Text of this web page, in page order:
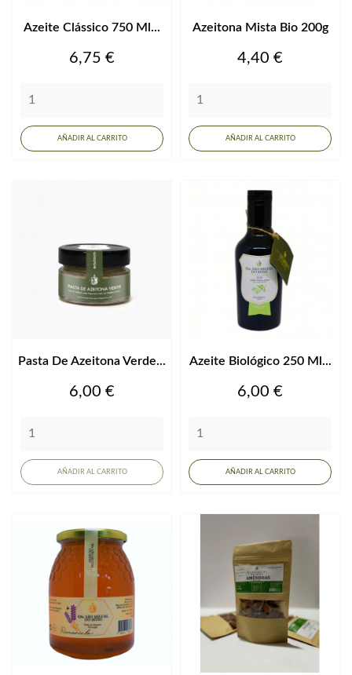
Azeite Clássico 750 Ml...
Precio
6,75 €
AÑADIR AL CARRITO
Azeitona Mista Bio 200g
Precio
4,40 €
AÑADIR AL CARRITO
Pasta De Azeitona Verde...
Precio
6,00 €
AÑADIR AL CARRITO
Azeite Biológico 250 Ml...
Precio
6,00 €
AÑADIR AL CARRITO